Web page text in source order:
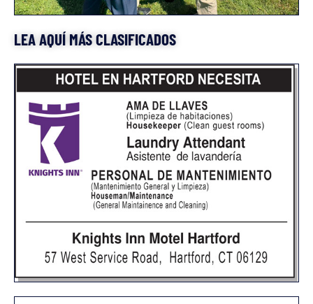
LEA AQUÍ MÁS CLASIFICADOS